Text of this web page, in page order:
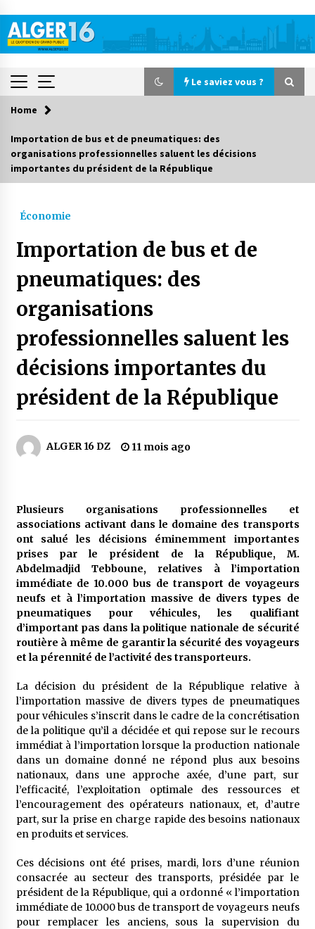
content
Le saviez vous ?
Le saviez vous ?
blessés en 24 heures
2 jours ago
Parking de la Promenade des Sablettes : Mis en
service de bornes automatiques
3 jours ago
pharmacies désormais possible pour les
ayants droit
4 jours ago
1 semaine ago
1 semaine ago
En service à partir du 1er août prochain :
Lancement de la plateforme numérique dédiée
à l’importation
1 semaine ago
Affaires religieuses : Ouverture des
candidatures au concours du Prix national du
meilleur prêche du vendredi
2 semaines ago
Droit à l’affiliation au régime national de
retraite : Coup d’envoi d’une campagne de
sensibilisation au profit de la communauté
nationale à l’étranger
2 semaines ago
Lancement d’une campagne nationale de
sensibilisation sur la lutte contre le travail
informel
2 semaines ago
Première voiture de course conçue et
fabriquée localement : Une équipe d’étudiants
algériens participe à une compétition
Université Alger 3 : Lancement d’un master à
cursus intégré à la licence en communication
en langue amazighe
3 semaines ago
Home
Importation de bus et de pneumatiques: des
organisations professionnelles saluent les décisions
importantes du président de la République
Économie
Importation de bus et de
pneumatiques: des
organisations
professionnelles saluent les
décisions importantes du
président de la République
ALGER 16 DZ 11 mois ago
Plusieurs organisations professionnelles et
associations activant dans le domaine des transports
ont salué les décisions éminemment importantes
prises par le président de la République, M.
Abdelmadjid Tebboune, relatives à l’importation
immédiate de 10.000 bus de transport de voyageurs
neufs et à l’importation massive de divers types de
pneumatiques pour véhicules, les qualifiant
d’important pas dans la politique nationale de sécurité
routière à même de garantir la sécurité des voyageurs
et la pérennité de l’activité des transporteurs.
La décision du président de la République relative à
l’importation massive de divers types de pneumatiques
pour véhicules s’inscrit dans le cadre de la concrétisation
de la politique qu’il a décidée et qui repose sur le recours
immédiat à l’importation lorsque la production nationale
dans un domaine donné ne répond plus aux besoins
nationaux, dans une approche axée, d’une part, sur
l’efficacité, l’exploitation optimale des ressources et
l’encouragement des opérateurs nationaux, et, d’autre
part, sur la prise en charge rapide des besoins nationaux
en produits et services.
Ces décisions ont été prises, mardi, lors d’une réunion
consacrée au secteur des transports, présidée par le
président de la République, qui a ordonné « l’importation
immédiate de 10.000 bus de transport de voyageurs neufs
pour remplacer les anciens, sous la supervision du